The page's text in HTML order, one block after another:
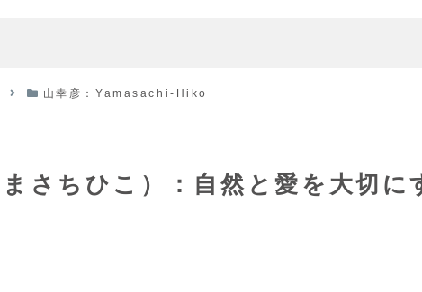
山幸彦：Yamasachi-Hiko
さちひこ）：自然と愛を大切に